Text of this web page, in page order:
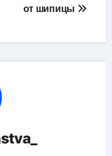
от шипицы